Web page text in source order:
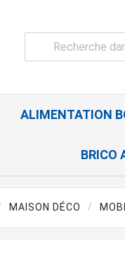
ALIMENTATION
BRICO
MAISON DÉCO